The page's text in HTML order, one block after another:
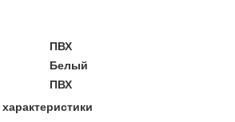
ПВХ
Белый
ПВХ